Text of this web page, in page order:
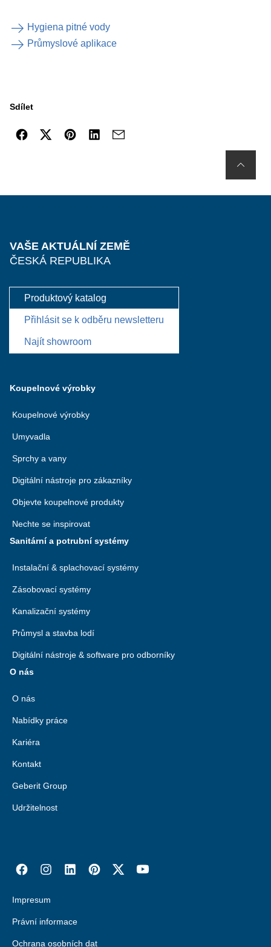
Hygiena pitné vody
Průmyslové aplikace
Sdílet
VAŠE AKTUÁLNÍ ZEMĚ
ČESKÁ REPUBLIKA
Produktový katalog
Přihlásit se k odběru newsletteru
Najít showroom
Koupelnové výrobky
Koupelnové výrobky
Umyvadla
Sprchy a vany
Digitální nástroje pro zákazníky
Objevte koupelnové produkty
Nechte se inspirovat
Sanitární a potrubní systémy
Instalační & splachovací systémy
Zásobovací systémy
Kanalizační systémy
Průmysl a stavba lodí
Digitální nástroje & software pro odborníky
O nás
O nás
Nabídky práce
Kariéra
Kontakt
Geberit Group
Udržitelnost
Impresum
Právní informace
Ochrana osobních dat